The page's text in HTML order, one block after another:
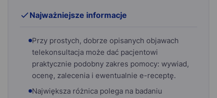
Najważniejsze informacje
Przy prostych, dobrze opisanych objawach
telekonsultacja może dać pacjentowi
praktycznie podobny zakres pomocy: wywiad,
ocenę, zalecenia i ewentualnie e-receptę.
Największa różnica polega na badaniu